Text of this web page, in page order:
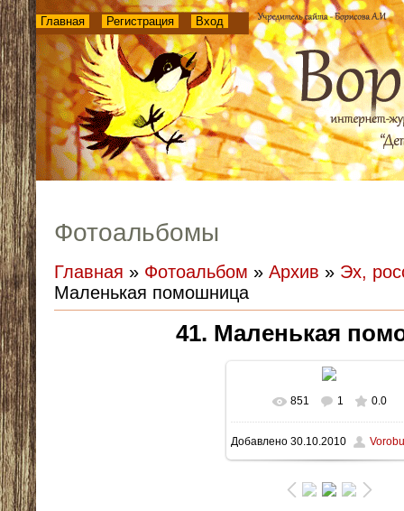
Главная Регистрация Вход
Фотоальбомы
Главная » Фотоальбом » Архив » Эх,
Маленькая помошница
41. Маленькая
В реальном размере
157.9Kb
851 1 0.0
Добавлено30.10.2010